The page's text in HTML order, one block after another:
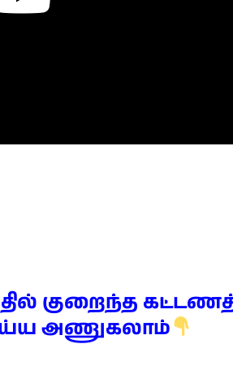
குறைந்த
அணுகலாம்